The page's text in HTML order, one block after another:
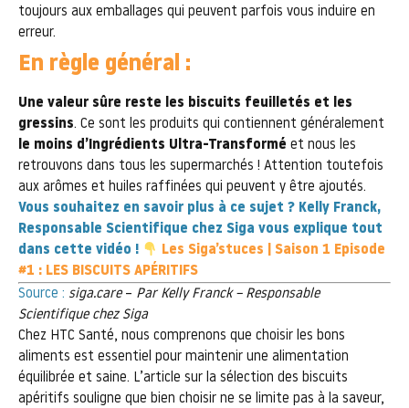
toujours aux emballages qui peuvent parfois vous induire en
erreur.
En règle général :
Une valeur sûre reste les biscuits feuilletés et les
gressins. Ce sont les produits qui contiennent généralement
le moins d’Ingrédients Ultra-Transformé et nous les
retrouvons dans tous les supermarchés ! Attention toutefois
aux arômes et huiles raffinées qui peuvent y être ajoutés.
Vous souhaitez en savoir plus à ce sujet ? Kelly Franck,
Responsable Scientifique chez Siga vous explique tout
dans cette vidéo !
Les Siga’stuces | Saison 1 Episode
#1 : LES BISCUITS APÉRITIFS
Source : siga.care– Par Kelly Franck – Responsable
Scientifique chez Siga
Chez HTC Santé, nous comprenons que choisir les bons
aliments est essentiel pour maintenir une alimentation
équilibrée et saine. L’article sur la sélection des biscuits
apéritifs souligne que bien choisir ne se limite pas à la saveur,